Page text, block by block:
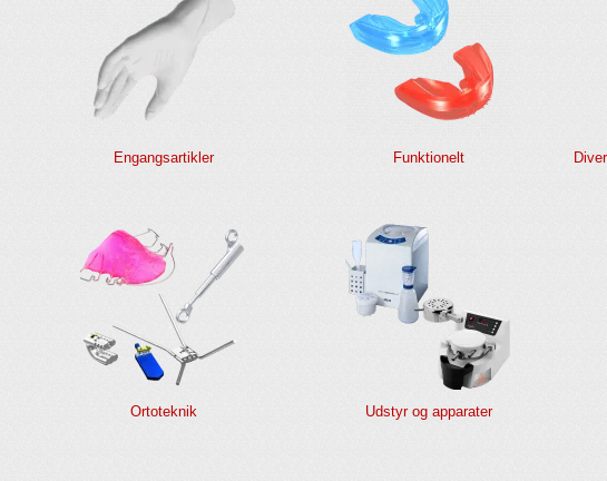
Engangsartikler Funktionelt
Ortoteknik Udstyr og apparater